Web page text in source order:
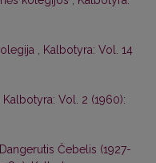
Kalbotyra: Vol. 14
Kalbotyra: Vol. 2 (1960):
Čebelis (1927-